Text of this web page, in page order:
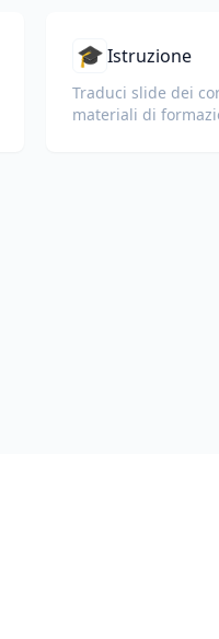
🎓Istruzione
Traduci slide dei
materiali di